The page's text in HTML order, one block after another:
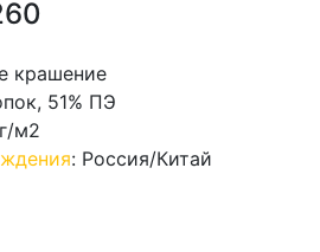
крашение
51% ПЭ
м2
: Россия/Китай